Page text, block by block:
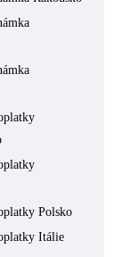
Polsko
Itálie